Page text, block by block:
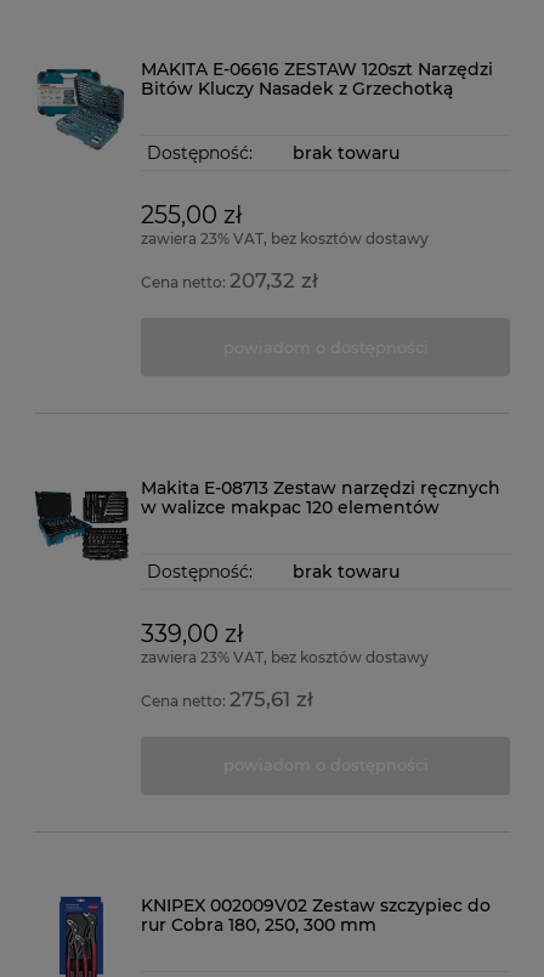
MAKITA E-06616 ZESTAW 120szt Narzędzi
Bitów Kluczy Nasadek z Grzechotką
Dostępność: brak towaru
255,00 zł
zawiera 23% VAT, bez kosztów dostawy
Cena netto:207,32 zł
Makita E-08713 Zestaw narzędzi ręcznych
w walizce makpac 120 elementów
Dostępność: brak towaru
339,00 zł
zawiera 23% VAT, bez kosztów dostawy
Cena netto: 275,61 zł
KNIPEX 002009V02 Zestaw szczypiec do
rur Cobra 180, 250, 300 mm